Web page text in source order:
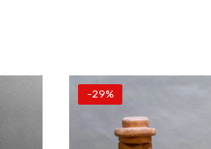
-29%